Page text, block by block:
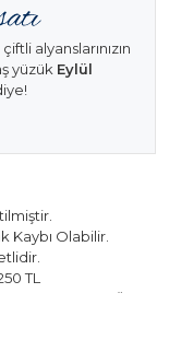
alyanslarınızın
yüzük Eylül
Kaybı Olabilir.
TL
150 TL Sabit Ücret